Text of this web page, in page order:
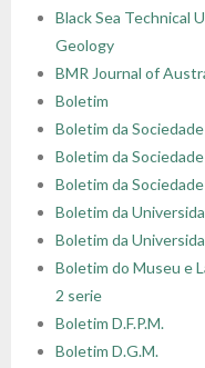
Black Sea Technical
Geology
BMR Journal of
Boletim
Boletim da
Boletim da
Boletim da
Boletim da
Boletim da
Boletim do Museu e
2 serie
Boletim D.F.P.M.
Boletim D.G.M.